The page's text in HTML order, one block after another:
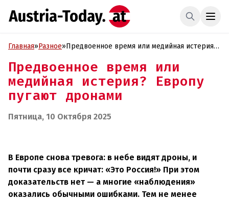
Главная»Разное»Предвоенное время или медийная истерия?
Предвоенное время или
медийная истерия? Европу
пугают дронами
Пятница, 10 Октября 2025
В Европе снова тревога: в небе видят дроны, и
почти сразу все кричат: «Это Россия!» При этом
доказательств нет — а многие «наблюдения»
оказались обычными ошибками. Тем не менее